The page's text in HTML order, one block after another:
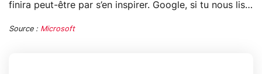
finira peut-être par s’en inspirer. Google, si tu nous lis…
Source : Microsoft